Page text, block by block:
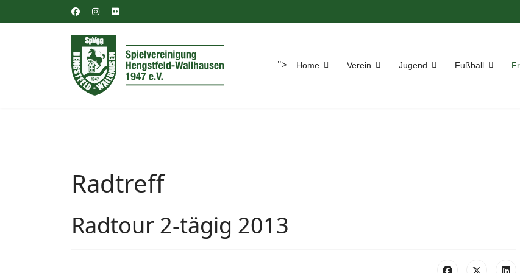
"> Home Verein Jugend Fußball
Radtreff
Radtour 2-tägig 2013